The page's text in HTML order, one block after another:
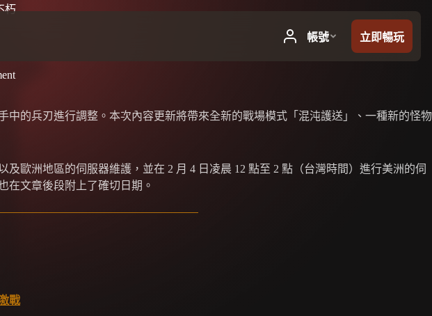
朽
的兵刃進行調整。本次內容更新將帶來全新的戰場模式「混沌護送」、一種新的怪物
歐洲地區的伺服器維護，並在 2 月 4 日凌晨 12 點至 2 點（台灣時間）進行美洲的伺
在文章後段附上了確切日期。
戰